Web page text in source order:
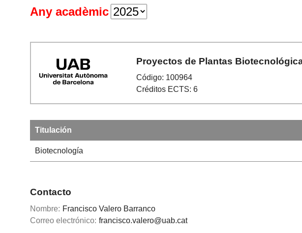
Any acadèmic
Proyectos de Plantas
Código: 100964
Créditos ECTS: 6
Titulación
Biotecnología
Contacto
Nombre: Francisco Valero Barranco
Correo electrónico: francisco.valero@uab.cat